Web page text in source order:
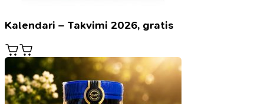
Kalendari – Takvimi 2026, gratis